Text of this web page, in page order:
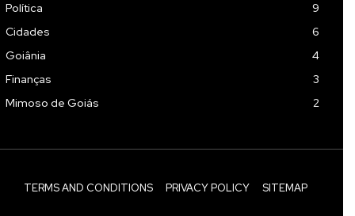
Política
9
Cidades
6
Goiânia
4
Finanças
3
Mimoso de Goiás
2
TERMS AND CONDITIONS PRIVACY POLICY SITEMAP